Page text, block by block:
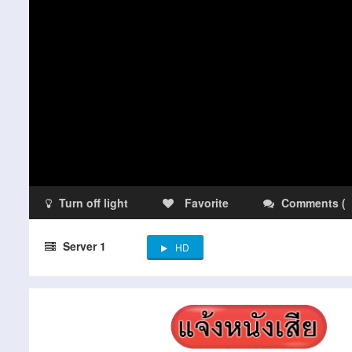
Turn off light Favorite Comments (
Server 1 HD